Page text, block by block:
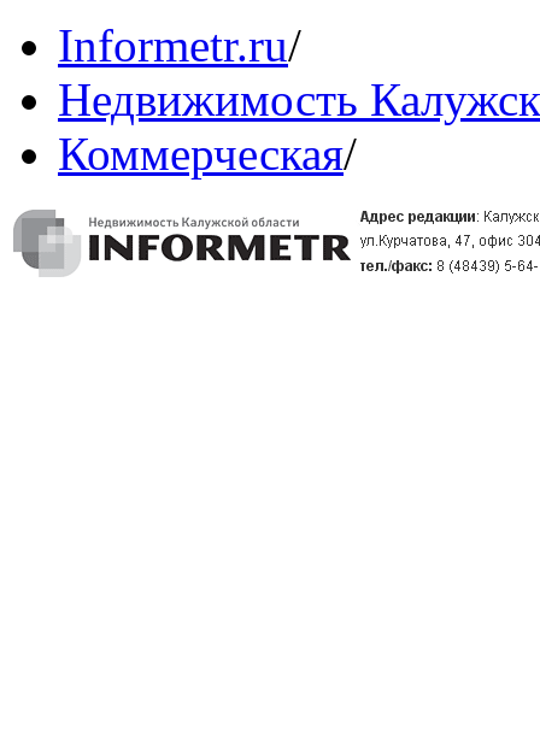
Informetr.ru/
Недвижимость
Коммерческая/